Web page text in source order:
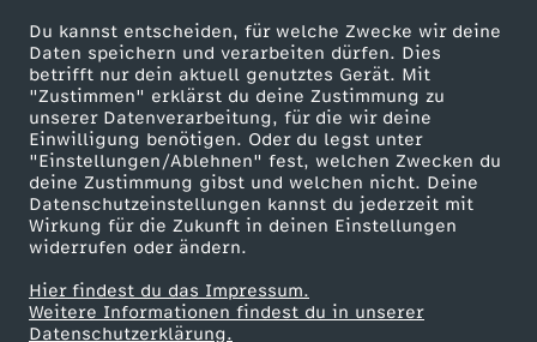
Du kannst entscheiden, für welche Zwecke wir deine
Daten speichern und verarbeiten dürfen. Dies
betrifft nur dein aktuell genutztes Gerät. Mit
"Zustimmen" erklärst du deine Zustimmung zu
unserer Datenverarbeitung, für die wir deine
Einwilligung benötigen. Oder du legst unter
"Einstellungen/Ablehnen" fest, welchen Zwecken du
deine Zustimmung gibst und welchen nicht. Deine
Datenschutzeinstellungen kannst du jederzeit mit
Wirkung für die Zukunft in deinen Einstellungen
widerrufen oder ändern.
Hier findest du das Impressum.
Weitere Informationen findest du in unserer
Datenschutzerklärung.
ZDF goes Schule
Werbefernsehen
Mainzelmännchen
Partner